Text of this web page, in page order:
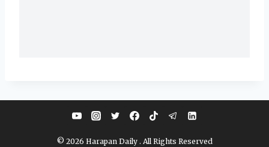
© 2026 Harapan Daily . All Rights Reserved